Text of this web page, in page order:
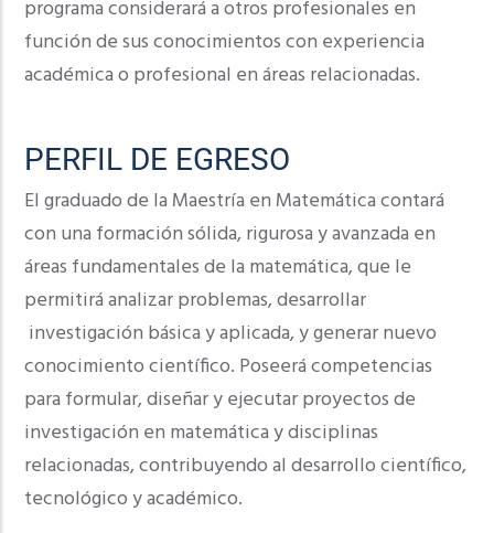
programa considerará a otros profesionales en
función de sus conocimientos con experiencia
académica o profesional en áreas relacionadas.
PERFIL DE EGRESO
El graduado de la Maestría en Matemática contará
con una formación sólida, rigurosa y avanzada en
áreas fundamentales de la matemática, que le
permitirá analizar problemas, desarrollar
investigación básica y aplicada, y generar nuevo
conocimiento científico. Poseerá competencias
para formular, diseñar y ejecutar proyectos de
investigación en matemática y disciplinas
relacionadas, contribuyendo al desarrollo científico,
tecnológico y académico.